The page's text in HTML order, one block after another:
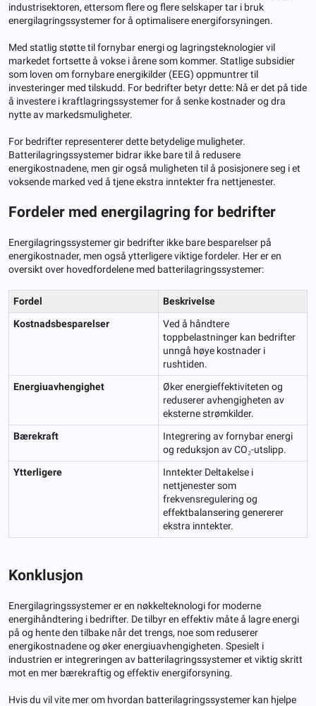
industrisektoren, ettersom flere og flere selskaper tar i bruk
energilagringssystemer for å optimalisere energiforsyningen.
Med statlig støtte til fornybar energi og lagringsteknologier vil
markedet fortsette å vokse i årene som kommer. Statlige subsidier
som loven om fornybare energikilder (EEG) oppmuntrer til
investeringer med tilskudd. For bedrifter betyr dette: Nå er det på tide
å investere i kraftlagringssystemer for å senke kostnader og dra
nytte av markedsmuligheter.
For bedrifter representerer dette betydelige muligheter.
Batterilagringssystemer bidrar ikke bare til å redusere
energikostnadene, men gir også muligheten til å posisjonere seg i et
voksende marked ved å tjene ekstra inntekter fra nettjenester.
Fordeler med energilagring for bedrifter
Energilagringssystemer gir bedrifter ikke bare besparelser på
energikostnader, men også ytterligere viktige fordeler. Her er en
oversikt over hovedfordelene med batterilagringssystemer:
Fordel
Beskrivelse
Kostnadsbesparelser
Ved å håndtere
toppbelastninger kan bedrifter
unngå høye kostnader i
rushtiden.
Energiuavhengighet
Øker energieffektiviteten og
reduserer avhengigheten av
eksterne strømkilder.
Bærekraft
Integrering av fornybar energi
og reduksjon av CO₂-utslipp.
Ytterligere
Inntekter Deltakelse i
nettjenester som
frekvensregulering og
effektbalansering genererer
ekstra inntekter.
Konklusjon
Energilagringssystemer er en nøkkelteknologi for moderne
energihåndtering i bedrifter. De tilbyr en effektiv måte å lagre energi
på og hente den tilbake når det trengs, noe som reduserer
energikostnadene og øker energiuavhengigheten. Spesielt i
industrien er integreringen av batterilagringssystemer et viktig skritt
mot en mer bærekraftig og effektiv energiforsyning.
Hvis du vil vite mer om hvordan batterilagringssystemer kan hjelpe